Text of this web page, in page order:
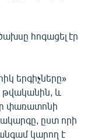
հոգացել էր
երգիչները»
թվականին, և
փառատոնի
ըստ որի
անգամ կարող է